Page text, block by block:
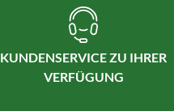
KUNDENSERVICE ZU IHRER
VERFÜGUNG